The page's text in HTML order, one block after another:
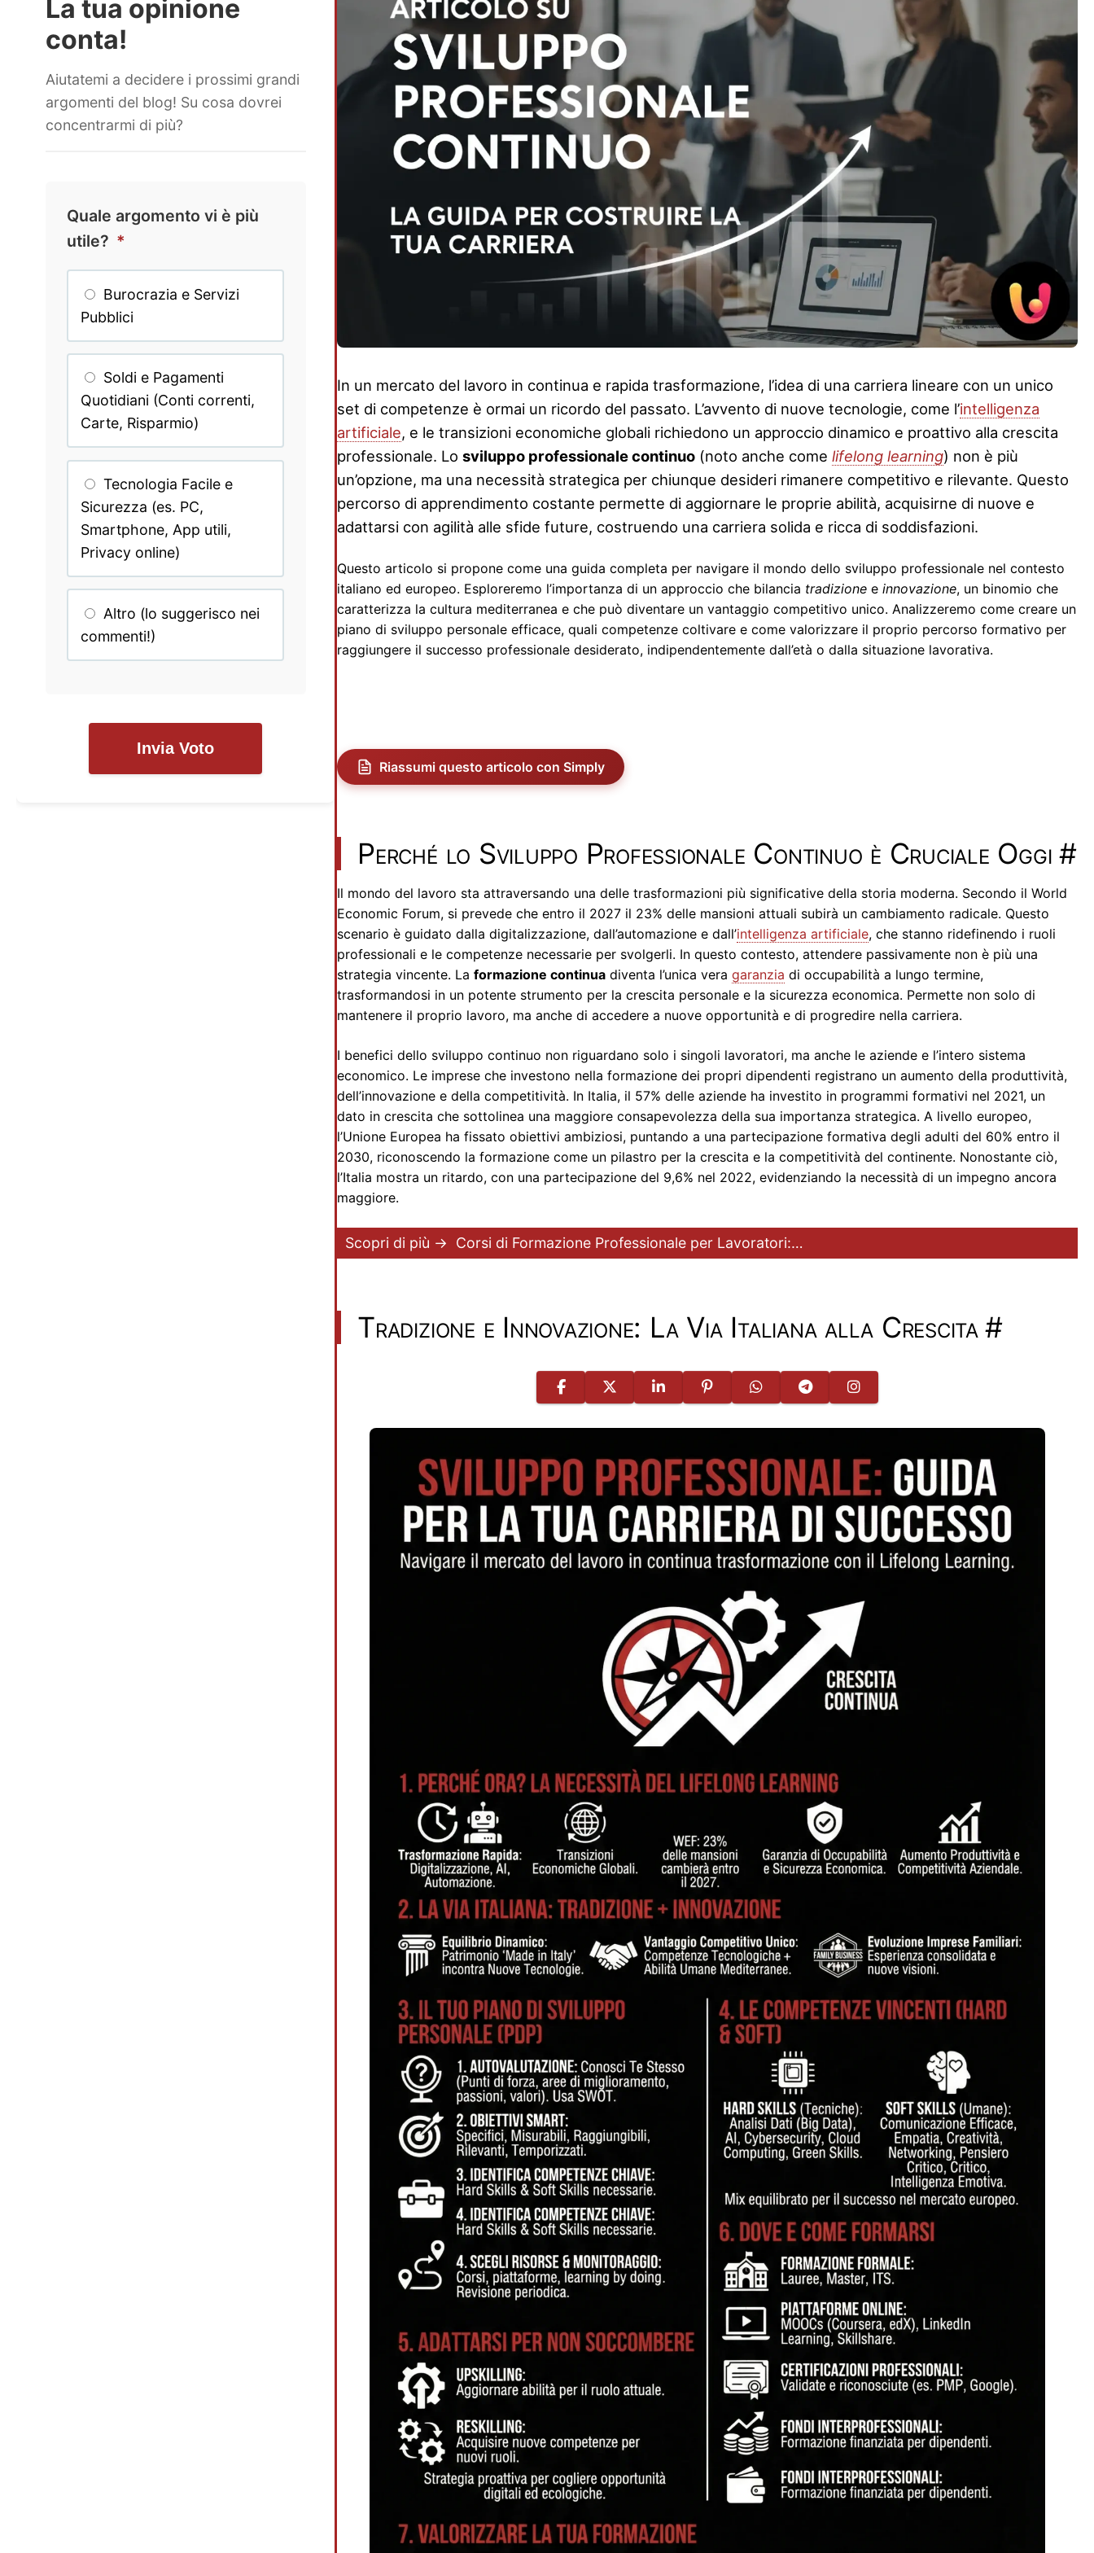
La tua opinione
conta!
Aiutatemi a decidere i prossimi grandi
argomenti del blog! Su cosa dovrei
concentrarmi di più?
Quale argomento vi è più
utile? *
Burocrazia e Servizi
Pubblici
Soldi e Pagamenti
Quotidiani (Conti correnti,
Carte, Risparmio)
Tecnologia Facile e
Sicurezza (es. PC,
Smartphone, App utili,
Privacy online)
Altro (lo suggerisco nei
commenti!)
Invia Voto
In un mercato del lavoro in continua e rapida trasformazione, l’idea di una carriera lineare con un unico
set di competenze è ormai un ricordo del passato. L’avvento di nuove tecnologie, come l’intelligenza
artificiale, e le transizioni economiche globali richiedono un approccio dinamico e proattivo alla crescita
professionale. Losviluppo professionale continuo (noto anche comelifelong learning) non è più
un’opzione, ma una necessità strategica per chiunque desideri rimanere competitivo e rilevante. Questo
percorso di apprendimento costante permette di aggiornare le proprie abilità, acquisirne di nuove e
adattarsi con agilità alle sfide future, costruendo una carriera solida e ricca di soddisfazioni.
Questo articolo si propone come una guida completa per navigare il mondo dello sviluppo professionale nel contesto
italiano ed europeo. Esploreremo l’importanza di un approccio che bilancia tradizione einnovazione, un binomio che
caratterizza la cultura mediterranea e che può diventare un vantaggio competitivo unico. Analizzeremo come creare un
piano di sviluppo personale efficace, quali competenze coltivare e come valorizzare il proprio percorso formativo per
raggiungere il successo professionale desiderato, indipendentemente dall’età o dalla situazione lavorativa.
Riassumi questo articolo con Simply
Perché lo Sviluppo Professionale Continuo è Cruciale Oggi #
Il mondo del lavoro sta attraversando una delle trasformazioni più significative della storia moderna. Secondo il World
Economic Forum, si prevede che entro il 2027 il 23% delle mansioni attuali subirà un cambiamento radicale. Questo
scenario è guidato dalla digitalizzazione, dall’automazione e dall’intelligenza artificiale, che stanno ridefinendo i ruoli
professionali e le competenze necessarie per svolgerli. In questo contesto, attendere passivamente non è più una
strategia vincente. Laformazione continua diventa l’unica veragaranzia di occupabilità a lungo termine,
trasformandosi in un potente strumento per la crescita personale e la sicurezza economica. Permette non solo di
mantenere il proprio lavoro, ma anche di accedere a nuove opportunità e di progredire nella carriera.
I benefici dello sviluppo continuo non riguardano solo i singoli lavoratori, ma anche le aziende e l’intero sistema
economico. Le imprese che investono nella formazione dei propri dipendenti registrano un aumento della produttività,
dell’innovazione e della competitività. In Italia, il 57% delle aziende ha investito in programmi formativi nel 2021, un
dato in crescita che sottolinea una maggiore consapevolezza della sua importanza strategica. A livello europeo,
l’Unione Europea ha fissato obiettivi ambiziosi, puntando a una partecipazione formativa degli adulti del 60% entro il
2030, riconoscendo la formazione come un pilastro per la crescita e la competitività del continente. Nonostante ciò,
l’Italia mostra un ritardo, con una partecipazione del 9,6% nel 2022, evidenziando la necessità di un impegno ancora
maggiore.
Scopri di più → Corsi di Formazione Professionale per Lavoratori:…
Tradizione e Innovazione: La Via Italiana alla Crescita#